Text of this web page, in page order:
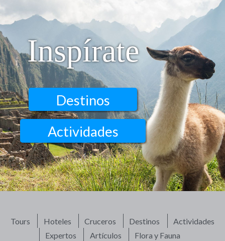
Inspírate
Destinos
Actividades
Tours Hoteles Cruceros Destinos
Actividades
Expertos
Artículos Flora y Fauna